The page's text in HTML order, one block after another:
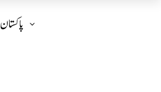
پاکستان